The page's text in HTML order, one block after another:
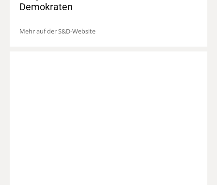
Demokraten
Mehr auf der S&D-Website